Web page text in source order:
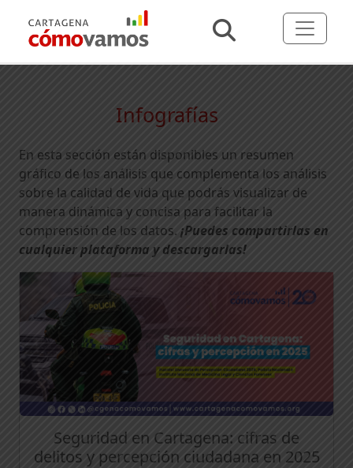
Infografías
En esta sección están disponibles un resumen
gráfico de los análisis que complementa los análisis
sobre la calidad de vida que podrás visualizar de
manera dinámica y concisa para facilitar la
comprensión de los datos. ¡Puedes compartirlas en
cualquier plataforma y descargarlas!
Seguridad en Cartagena: cifras de
delitos y percepción ciudadana en 2025